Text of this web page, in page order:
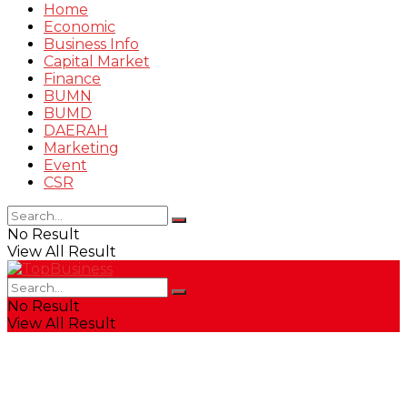
Home
Economic
Business Info
Capital Market
Finance
BUMN
BUMD
DAERAH
Marketing
Event
CSR
No Result
View All Result
No Result
View All Result